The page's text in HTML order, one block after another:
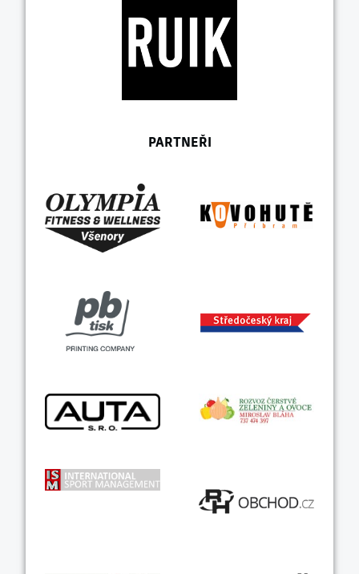
PARTNEŘI